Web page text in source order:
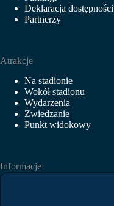
Deklaracja dostępności
Partnerzy
Atrakcje
Na stadionie
Wokół stadionu
Wydarzenia
Zwiedzanie
Punkt widokowy
Informacje